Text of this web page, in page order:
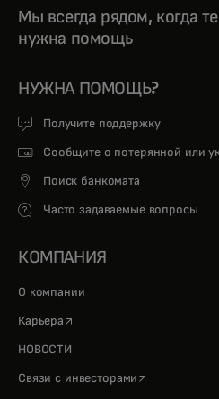
Мы всегда рядом, когда
нужна помощь
НУЖНА ПОМОЩЬ?
Получите поддержку
Сообщите о потерянной или
Поиск банкомата
Часто задаваемые вопросы
КОМПАНИЯ
О компании
Карьера opens in a new tab
НОВОСТИ
Связи с инвесторами opens in a